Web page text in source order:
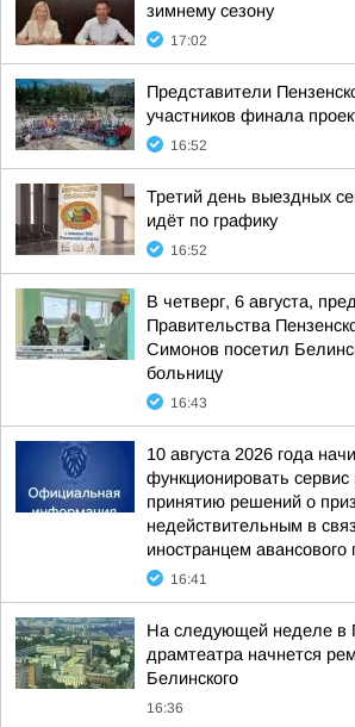
зимнему сезону
17:02
Представители
участников финала
16:52
Третий день выездных
идёт по графику
16:52
В четверг, 6 августа,
Правительства
Симонов посетил
больницу
16:43
10 августа 2026 года
функционировать
принятию решений о
недействительным в
иностранцем авансового
16:41
На следующей неделе в
драмтеатра начнется
Белинского
16:36